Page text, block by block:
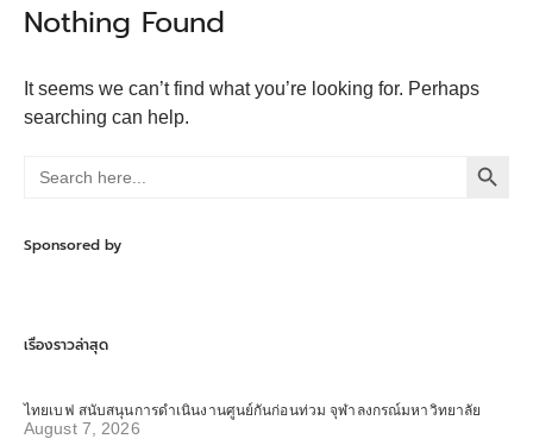
Nothing Found
It seems we can’t find what you’re looking for. Perhaps
searching can help.
for:
Sponsored by
เรื่องราวล่าสุด
ไทยเบฟ สนับสนุนการดำเนินงานศูนย์กันก่อนท่วม จุฬาลงกรณ์มหาวิทยาลัย
August 7, 2026